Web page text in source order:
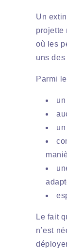
Un
projette
où les
uns des
Parmi
Le fait
n’est